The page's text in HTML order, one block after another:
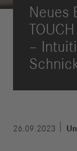
Neues
–
26.09.2023